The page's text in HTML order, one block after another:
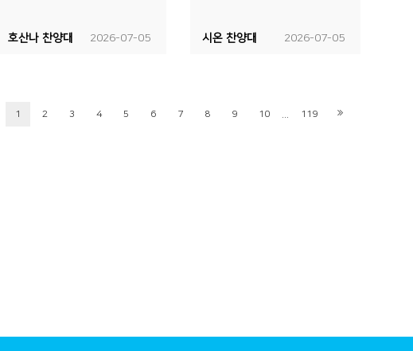
2026-07-05
호산나 찬양대 2026-07-05
시온 찬양대
1 2 3 4 5 6 7 8 9 10 119